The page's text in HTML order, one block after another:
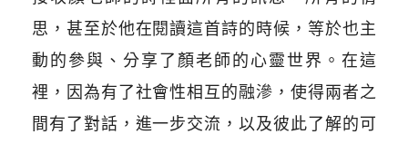
思，甚至於他在閱讀這首詩的時候，等於也主
動的參與、分享了顏老師的心靈世界。在這
裡，因為有了社會性相互的融滲，使得兩者之
間有了對話，進一步交流，以及彼此了解的可